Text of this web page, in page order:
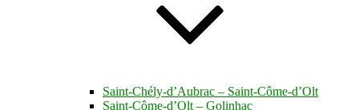
Saint-Chély-d’Aubrac – Saint-Côme-d’Olt
Saint-Côme-d’Olt – Golinhac